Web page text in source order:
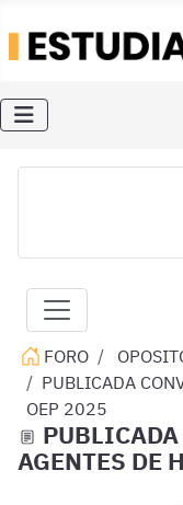
FORO
PUBLICADA
OEP 2025
AGENTES DE